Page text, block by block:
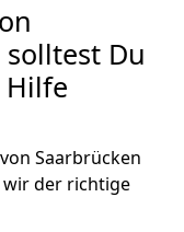
Du
Hilfe
Saarbrücken
wir der richtige